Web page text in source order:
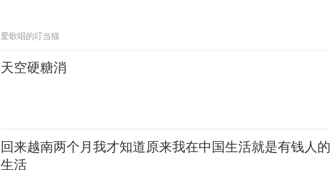
爱歌唱的叮当猫
天空硬糖消
回来越南两个月我才知道原来我在中国生活就是有钱人的
生活